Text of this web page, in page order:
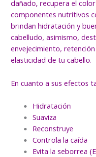
dañado, recupera el
componentes nutritivos
brindan hidratación y
cabelludo, asimismo,
envejecimiento,
elasticidad de tu cabello.
En cuanto a sus efectos
Hidratación
Suaviza
Reconstruye
Controla la caída
Evita la seborrea